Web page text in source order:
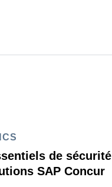
de sécurité
SAP Concur